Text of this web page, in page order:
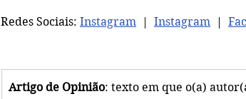
Redes Sociais: Instagram | Instagram |
Artigo de Opinião: texto em que o(a)